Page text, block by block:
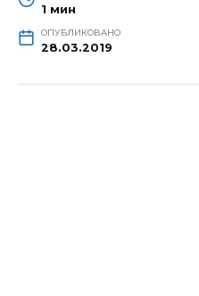
1 мин
ОПУБЛИКОВАНО
28.03.2019